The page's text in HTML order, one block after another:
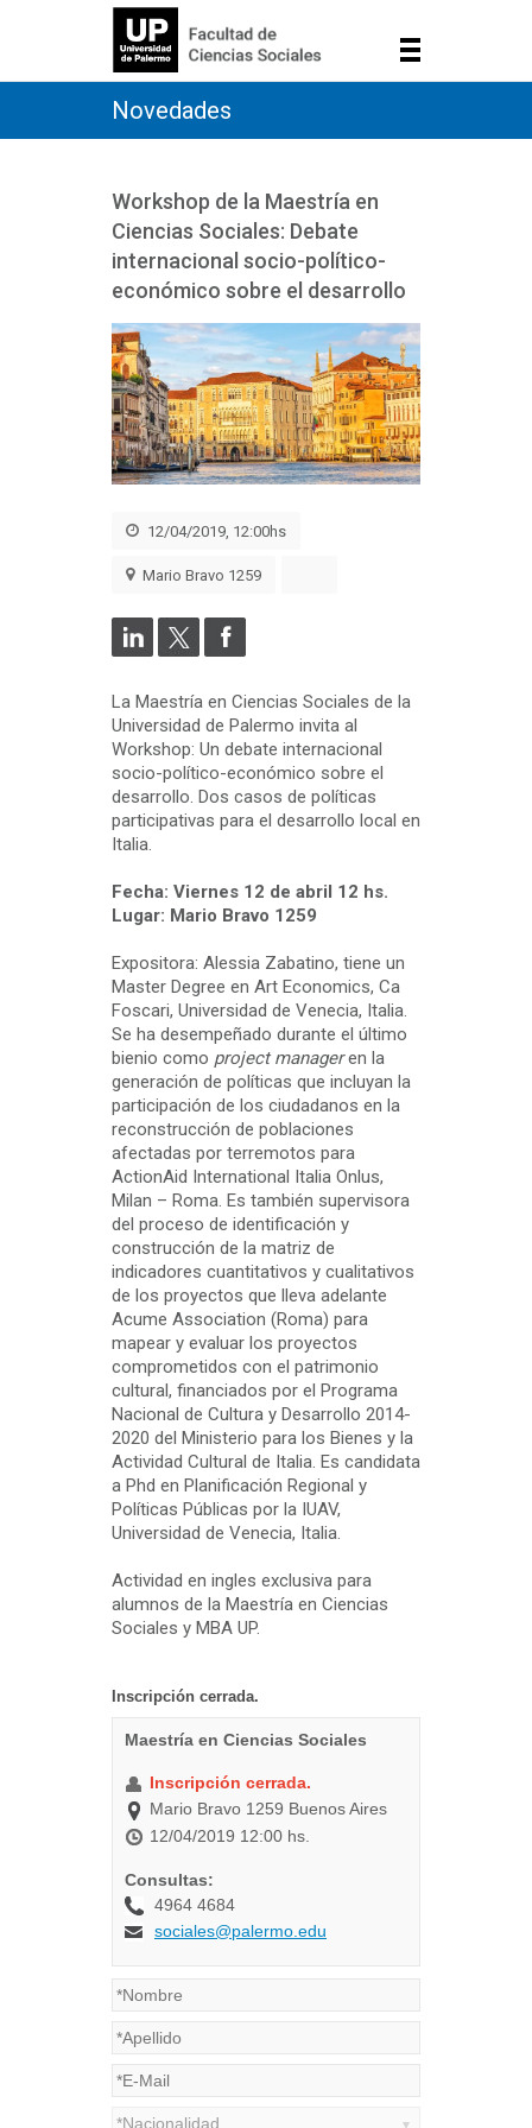
Novedades
Workshop de la Maestría en
Ciencias Sociales: Debate
internacional socio-político-
económico sobre el desarrollo
12/04/2019, 12:00hs
Mario Bravo 1259
La Maestría en Ciencias Sociales de la
Universidad de Palermo invita al
Workshop: Un debate internacional
socio-político-económico sobre el
desarrollo. Dos casos de políticas
participativas para el desarrollo local en
Italia.
Fecha: Viernes 12 de abril 12 hs.
Lugar: Mario Bravo 1259
Expositora: Alessia Zabatino, tiene un
Master Degree en Art Economics, Ca
Foscari, Universidad de Venecia, Italia.
Se ha desempeñado durante el último
bienio como project manageren la
generación de políticas que incluyan la
participación de los ciudadanos en la
reconstrucción de poblaciones
afectadas por terremotos para
ActionAid International Italia Onlus,
Milan – Roma. Es también supervisora
del proceso de identificación y
construcción de la matriz de
indicadores cuantitativos y cualitativos
de los proyectos que lleva adelante
Acume Association (Roma) para
mapear y evaluar los proyectos
comprometidos con el patrimonio
cultural, financiados por el Programa
Nacional de Cultura y Desarrollo 2014-
2020 del Ministerio para los Bienes y la
Actividad Cultural de Italia. Es candidata
a Phd en Planificación Regional y
Políticas Públicas por la IUAV,
Universidad de Venecia, Italia.
Actividad en ingles exclusiva para
alumnos de la Maestría en Ciencias
Sociales y MBA UP.